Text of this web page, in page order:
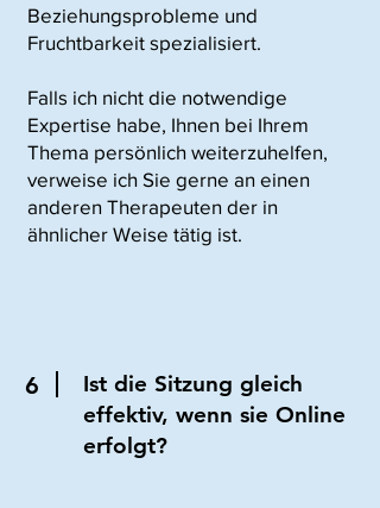
Beziehungsprobleme und
Fruchtbarkeit spezialisiert.
Falls ich nicht die notwendige
Expertise habe, Ihnen bei Ihrem
Thema persönlich weiterzuhelfen,
verweise ich Sie gerne an einen
anderen Therapeuten der in
ähnlicher Weise tätig ist.
6
Ist die Sitzung gleich
effektiv, wenn sie Online
erfolgt?